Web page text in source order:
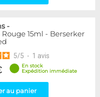
-
15ml - Berserker
5/5 - 1 avis
En stock
Expédition immédiate
au panier